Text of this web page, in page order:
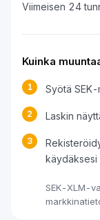
Viimeisen 24
Kuinka
1 Syötä SEK-
2 Laskin
3
käydäksesi
SEK-XLM-